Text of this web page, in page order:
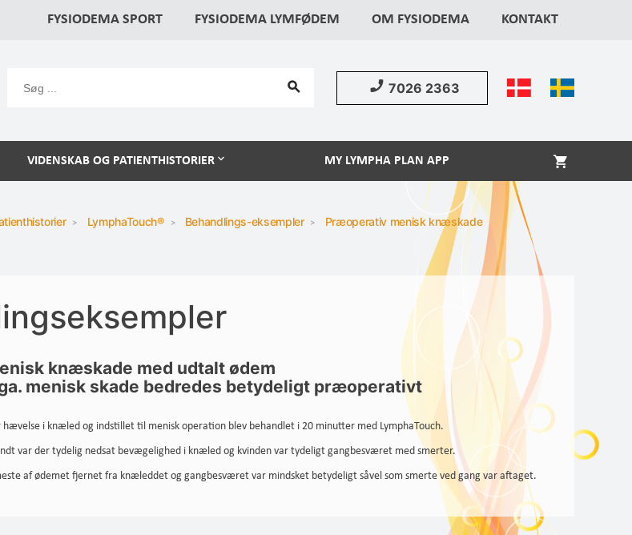
FYSIODEMA SPORT FYSIODEMA LYMFØDEM OM FYSIODEMA KONTAKT
7026 2363
VIDENSKAB OG PATIENTHISTORIER MY LYMPHA PLAN APP
LymphaTouch® Behandlings-eksempler Præoperativ menisk knæskade
knæskade med udtalt ødem
menisk skade bedredes betydeligt præoperativt
hævelse i knæled og indstillet til menisk operation blev behandlet i 20 minutter med LymphaTouch.
var der tydelig nedsat bevægelighed i knæled og kvinden var tydeligt gangbesværet med smerter.
af ødemet fjernet fra knæleddet og gangbesværet var mindsket betydeligt såvel som smerte ved gang var aftaget.